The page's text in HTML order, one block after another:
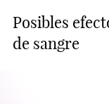
Posibles
de sangre